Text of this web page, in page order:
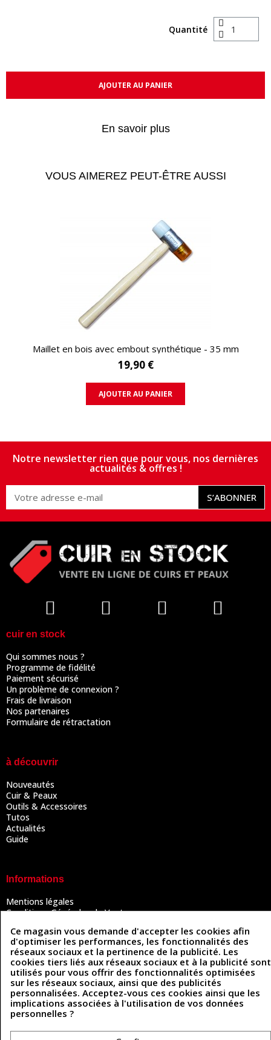
Quantité
AJOUTER AU PANIER
En savoir plus
VOUS AIMEREZ PEUT-ÊTRE AUSSI
APERÇU RAPIDE
Maillet en bois avec embout synthétique - 35 mm
19,90 €
AJOUTER AU PANIER
Notre newsletter rien que pour vous, nos dernières
actualités & offres !
S’ABONNER
cuir en stock
Qui sommes nous ?
Programme de fidélité
Paiement sécurisé
Un problème de connexion ?
Frais de livraison
Nos partenaires
Formulaire de rétractation
à découvrir
Nouveautés
Cuir & Peaux
Outils & Accessoires
Tutos
Actualités
Guide
Informations
Mentions légales
Conditions Générales de Vente
Politique des cookies
Contactez-nous
Coordonnées
493 Chemin de Catougnac
81300 Graulhet
Ce magasin vous demande d'accepter les cookies afin
d'optimiser les performances, les fonctionnalités des
réseaux sociaux et la pertinence de la publicité. Les
cookies tiers liés aux réseaux sociaux et à la publicité sont
utilisés pour vous offrir des fonctionnalités optimisées
sur les réseaux sociaux, ainsi que des publicités
personnalisées. Acceptez-vous ces cookies ainsi que les
implications associées à l'utilisation de vos données
personnelles ?